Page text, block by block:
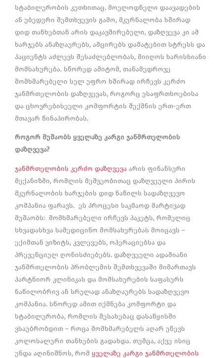
სტაბილურობის კუთხითაც. მოულოდნელი დაავადების
ან უბედური შემთხვევის გამო, მკურნალობა ხშირად
დიდ თანხებთან არის დაკავშირებული, დაზღვევა კი ამ
ხარჯებს ანაზღაურებს, ამცირებს დამატებით სტრესს და
პაციენტს აძლევს შესაძლებლობას, მიიღოს ხარისხიანი
მომსახურება. სწორედ ამიტომ, თანამედროვე
მომხმარებელი სულ უფრო ხშირად ირჩევს კერძო
ჯანმრთელობის დაზღვევას, როგორც უსაფრთხოებისა
და ცხოვრებისეული კომფორტის შექმნის ერთ-ერთ
მთავარ წინაპირობას.
როგორ მუშაობს ყველაზე კარგი ჯანმრთელობის
დაზღვევა?
ჯანმრთელობის კერძო დაზღვევა არის ფინანსური
მექანიზმი, რომლის მეშვეობითაც დაზღვეული პირის
მკურნალობის ხარჯების დიდ ნაწილს სადაზღვევო
კომპანია ფარავს. ეს პროცესი საკმაოდ მარტივად
მუშაობს: მომხმარებელი ირჩევს პაკეტს, რომელიც
სხვადასხვა სამედიცინო მომსახურებას მოიცავს –
ექიმთან ვიზიტს, კვლევებს, ოპერაციებსა და
პრევენციულ ღონისძიებებს. დაზღვეული ადამიანი
ჯანმრთელობის პრობლემის შემთხვევაში მიმართავს
პარტნიორ კლინიკას და მომსახურების საფასურს
ნაწილობრივ ან სრულად ანაზღაურებს სადაზღვევო
კომპანია. სწორედ ამით იქმნება კომფორტი და
სტაბილურობა, რომლის შესახებაც დასაწყისში
ვსაუბრობდით – როცა მომხმარებელს აღარ უწევს
კოლოსალური თანხების გადახდა. თუმცა, აქვე ისიც
უნდა აღინიშნოს, რომ ყველაზე კარგი ჯანმრთელობის